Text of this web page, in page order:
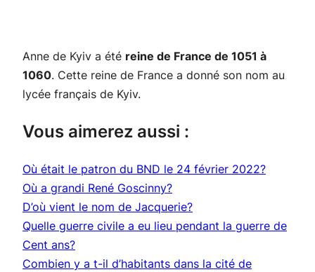
Anne de Kyiv a été reine de France de 1051 à
1060. Cette reine de France a donné son nom au
lycée français de Kyiv.
Vous aimerez aussi :
Où était le patron du BND le 24 février 2022?
Où a grandi René Goscinny?
D’où vient le nom de Jacquerie?
Quelle guerre civile a eu lieu pendant la guerre de
Cent ans?
Combien y a t-il d’habitants dans la cité de